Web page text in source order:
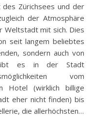
Zürichsees und der
der Atmosphäre
Weltstadt mit sich. Dies
seit langem beliebtes
sondern auch von
es in der Stadt
vom
Hotel (wirklich billige
eher nicht finden) bis
die allerhöchsten…